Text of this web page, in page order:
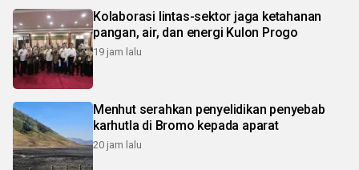
Kolaborasi lintas-sektor jaga ketahanan
pangan, air, dan energi Kulon Progo
19 jam lalu
Menhut serahkan penyelidikan penyebab
karhutla di Bromo kepada aparat
20 jam lalu